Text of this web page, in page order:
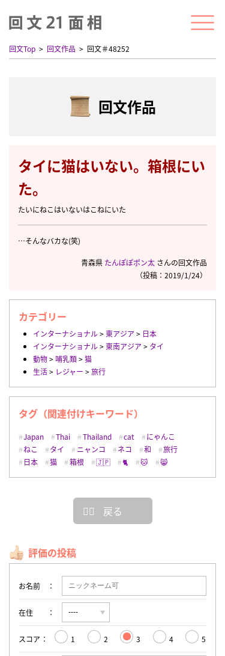
回文Top 回文作品 回文＃48252
回文作品
タイに猫はいない。箱根にい
た。
たいにねこはいないはこねにいた
…そんなバカな(笑)
青森県 たんぽぽポン太 さんの回文作品
（投稿：2019/1/24）
カテゴリー
インターナショナル>東アジア > 日本
インターナショナル>東南アジア > タイ
動物> 哺乳類>猫
生活> レジャー >旅行
タグ（関連付けキーワード）
Japan Thai Thailand cat
にゃんこ
ねこ
タイ ニャンコ ネコ 和
旅行
日本
猫 箱根 🇯🇵 🐈 🐱 😸
戻る
評価の投稿
お名前
在住
スコア 1 2 3 4 5